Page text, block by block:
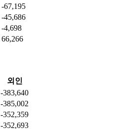
-67,195
-45,686
-4,698
66,266
외인
-383,640
-385,002
-352,359
-352,693